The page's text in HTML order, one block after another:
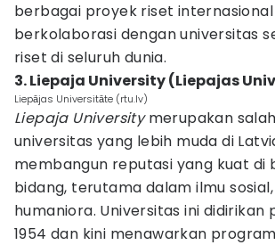
berbagai proyek riset
berkolaborasi dengan universitas
riset di seluruh dunia.
3. Liepaja University (Liepajas
Liepājas Universitāte (rtu.lv)
Liepaja Universitymerupakan
universitas yang lebih muda di
membangun reputasi yang kuat di
bidang, terutama dalam ilmu
humaniora. Universitas ini didirikan
1954 dan kini menawarkan